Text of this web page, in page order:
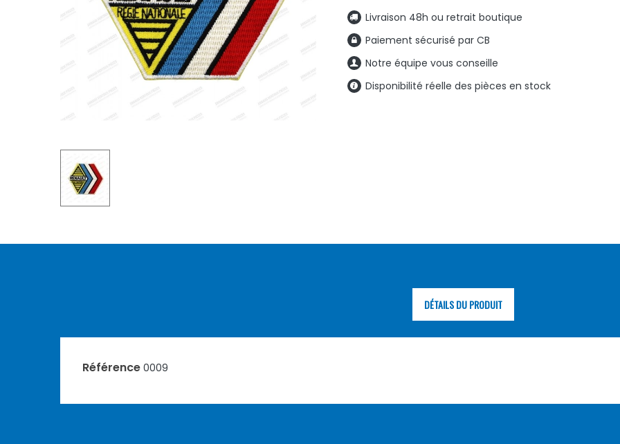
Livraison 48h ou retrait boutique
Paiement sécurisé par CB
Notre équipe vous conseille
Disponibilité réelle des pièces en stock
DÉTAILS DU PRODUIT
Référence 0009